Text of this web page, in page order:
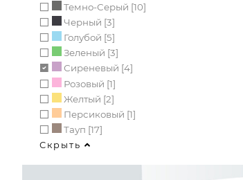
Темно-Серый [10]
Черный [3]
Голубой [5]
Зеленый [3]
Сиреневый [4]
Розовый [1]
Желтый [2]
Персиковый [1]
Тауп [17]
Скрыть